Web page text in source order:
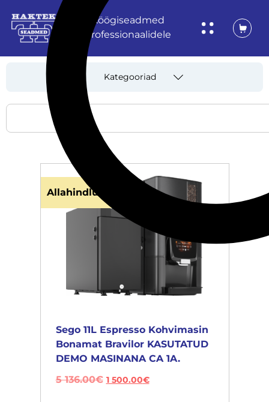
Köögiseadmed
professionaalidele
Kategooriad
Allahindlus!
Sego 11L Espresso Kohvimasin
Bonamat Bravilor KASUTATUD
DEMO MASINANA CA 1A.
5 136.00€ 1 500.00€